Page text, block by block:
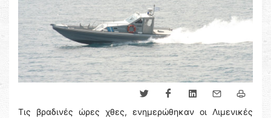
Τις βραδινές ώρες χθες, ενημερώθηκαν οι Λιμενικές